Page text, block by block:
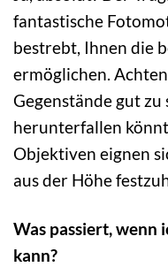
fantastische
bestrebt, Ihnen die
ermöglichen.
Gegenstände gut
herunterfallen
Objektiven eignen
aus der Höhe
Was passiert, wenn
kann?